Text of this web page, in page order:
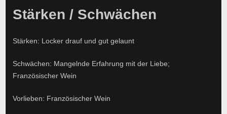
Stärken / Schwächen
Stärken: Locker drauf und gut gelaunt
Schwächen: Mangelnde Erfahrung mit der Liebe;
Französischer Wein
Vorlieben: Französischer Wein